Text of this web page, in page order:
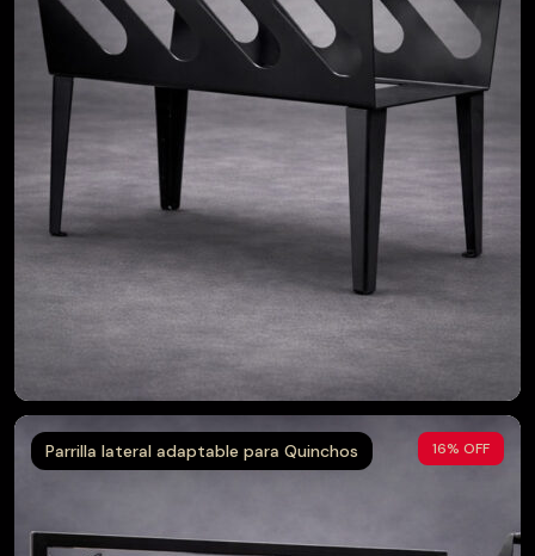
35.990
Parrilla lateral adaptable para Quinchos 16% OFF